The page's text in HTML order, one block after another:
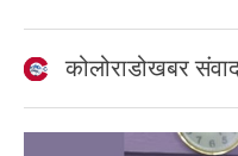
कोलोराडोखबर